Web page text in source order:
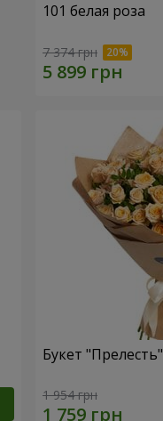
101 белая роза
7 374 грн
Букет "Прелесть"
1 954 грн